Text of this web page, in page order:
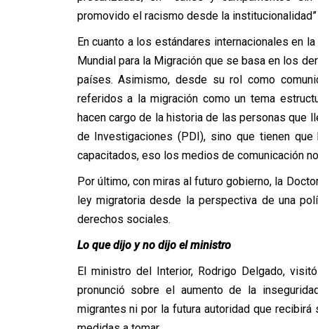
promovido el racismo desde la
En cuanto a los estándares internacionales en
Mundial para la Migración que se basa en los
países. Asimismo, desde su rol como
referidos a la migración como un tema
hacen cargo de la historia de las personas que
de Investigaciones (PDI), sino que tienen
capacitados, eso los medios de comunicación
Por último, con miras al futuro gobierno, la
ley migratoria desde la perspectiva de una
derechos sociales.
Lo que dijo y no dijo el ministro
El ministro del Interior, Rodrigo Delgado,
pronunció sobre el aumento de la
migrantes ni por la futura autoridad que